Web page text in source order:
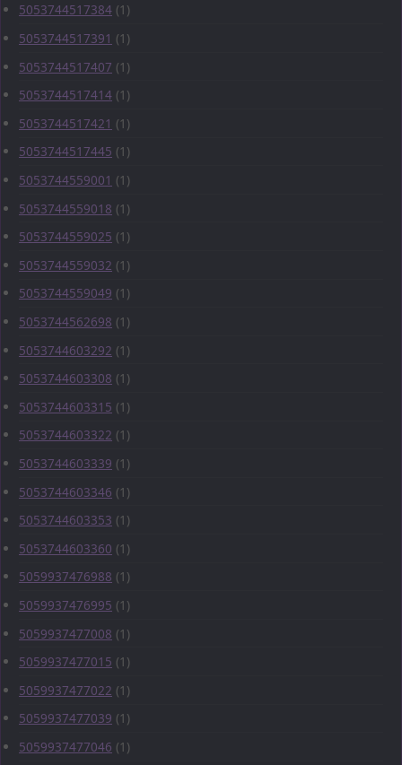
5053744517384 (1)
5053744517391 (1)
5053744517407 (1)
5053744517414 (1)
5053744517421 (1)
5053744517445 (1)
5053744559001 (1)
5053744559018 (1)
5053744559025 (1)
5053744559032 (1)
5053744559049 (1)
5053744562698 (1)
5053744603292 (1)
5053744603308 (1)
5053744603315 (1)
5053744603322 (1)
5053744603339 (1)
5053744603346 (1)
5053744603353 (1)
5053744603360 (1)
5059937476988 (1)
5059937476995 (1)
5059937477008 (1)
5059937477015 (1)
5059937477022 (1)
5059937477039 (1)
5059937477046 (1)